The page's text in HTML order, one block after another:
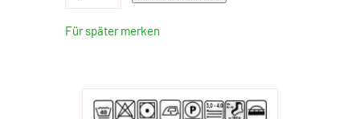
Für später merken